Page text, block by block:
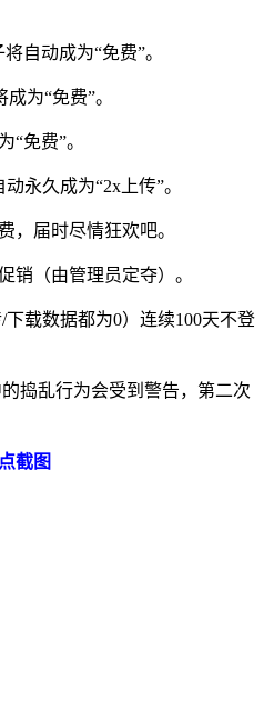
自动成为“免费”。
为“免费”。
“免费”。
永久成为“2x上传”。
，届时尽情狂欢吧。
销（由管理员定夺）。
载数据都为0）连续100天不登
捣乱行为会受到警告，第二次
截图